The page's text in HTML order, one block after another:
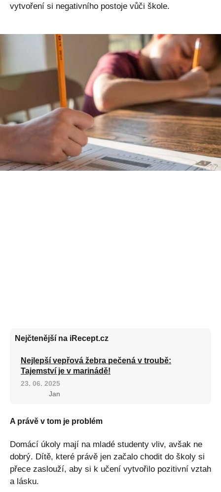
vytvoření si negativního postoje vůči škole.
Nejčtenější na iRecept.cz
Nejlepší vepřová žebra pečená v troubě:
Tajemství je v marinádě!
23. 06. 2025
Jan
A právě v tom je problém
Domácí úkoly mají na mladé studenty vliv, avšak ne
dobrý. Dítě, které právě jen začalo chodit do školy si
přece zaslouží, aby si k učení vytvořilo pozitivní vztah
a lásku.